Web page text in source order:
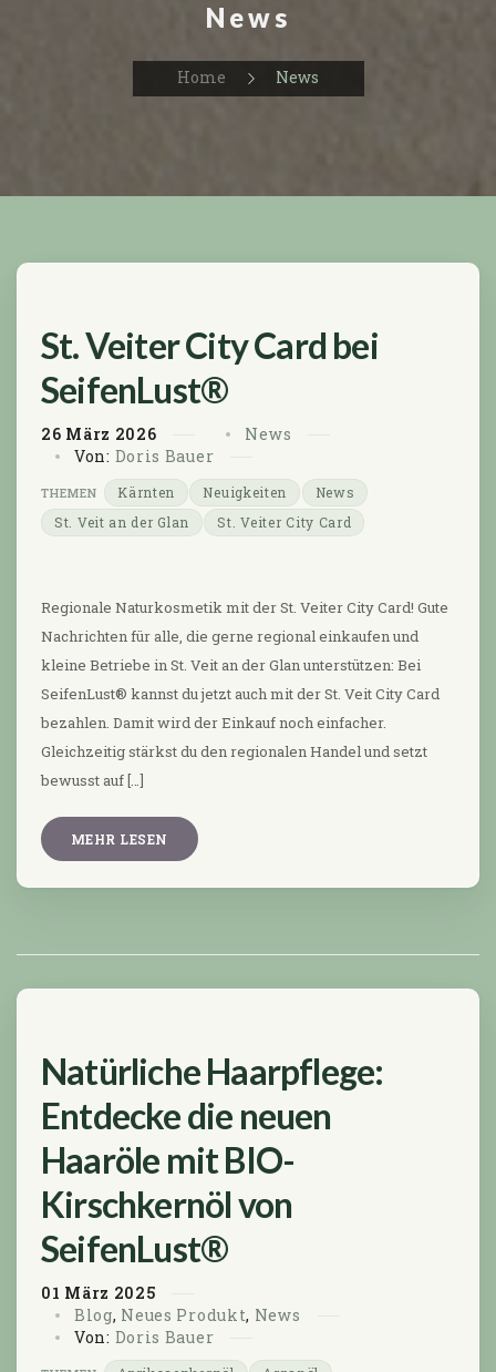
News
Home News
St. Veiter City Card bei
SeifenLust®
26 März 2026
News
Von: Doris Bauer
Kärnten Neuigkeiten
News
St. Veit an der Glan
St. Veiter City Card
Regionale Naturkosmetik mit der St. Veiter City Card! Gute
Nachrichten für alle, die gerne regional einkaufen und
kleine Betriebe in St. Veit an der Glan unterstützen: Bei
SeifenLust® kannst du jetzt auch mit der St. Veit City Card
bezahlen. Damit wird der Einkauf noch einfacher.
Gleichzeitig stärkst du den regionalen Handel und setzt
bewusst auf […]
MEHR LESEN
Natürliche Haarpflege:
Entdecke die neuen
Haaröle mit BIO-
Kirschkernöl von
SeifenLust®
01 März 2025
Blog, Neues Produkt, News
Von: Doris Bauer